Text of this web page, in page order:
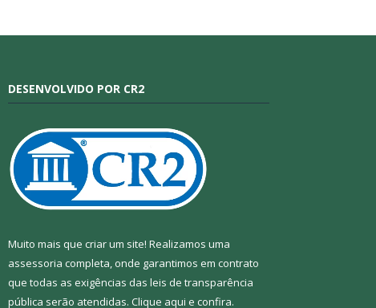
DESENVOLVIDO POR CR2
Muito mais que criar um site! Realizamos uma
assessoria completa, onde garantimos em contrato
que todas as exigências das leis de transparência
pública serão atendidas. Clique aqui e confira.